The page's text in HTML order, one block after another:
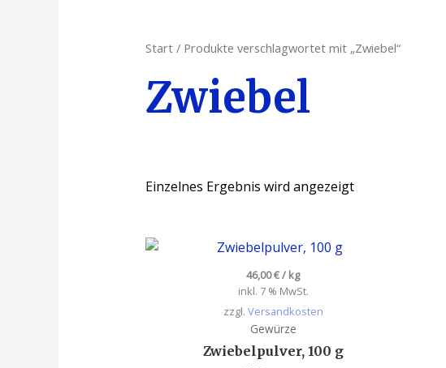
Start/ Produkte verschlagwortet mit „Zwiebel“
Zwiebel
Einzelnes Ergebnis wird angezeigt
46,00€/ kg
inkl. 7 % MwSt.
zzgl. Versandkosten
Gewürze
Zwiebelpulver, 100 g